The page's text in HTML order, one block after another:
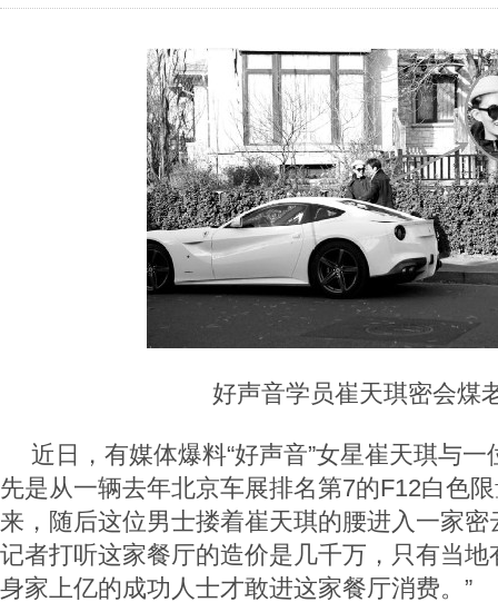
好声音学员崔天琪密会煤
近日，有媒体爆料“好声音”女星崔天琪与
先是从一辆去年北京车展排名第7的F12白色
来，随后这位男士搂着崔天琪的腰进入一家
记者打听这家餐厅的造价是几千万，只有当
身家上亿的成功人士才敢进这家餐厅消费。”